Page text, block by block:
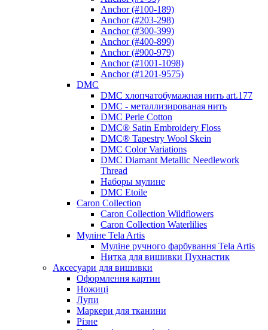
Anchor (#100-189)
Anchor (#203-298)
Anchor (#300-399)
Anchor (#400-899)
Anchor (#900-979)
Anchor (#1001-1098)
Anchor (#1201-9575)
DMC
DMC хлопчатобумажная нить art.177
DMC - металлизированая нить
DMC Perle Cotton
DMC® Satin Embroidery Floss
DMC® Tapestry Wool Skein
DMC Color Variations
DMC Diamant Metallic Needlework
Thread
Наборы мулине
DMC Etoile
Caron Collection
Caron Collection Wildflowers
Caron Collection Waterlilies
Муліне Tela Artis
Муліне ручного фарбування Tela Artis
Нитка для вишивки Пухнастик
Аксесуари для вишивки
Оформлення картин
Ножиці
Лупи
Маркери для тканини
Різне